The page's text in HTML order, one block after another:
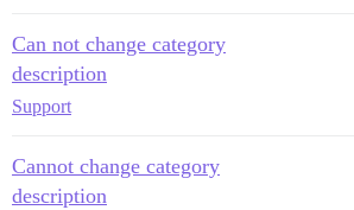
Can not change category
description
Support
Cannot change category
description